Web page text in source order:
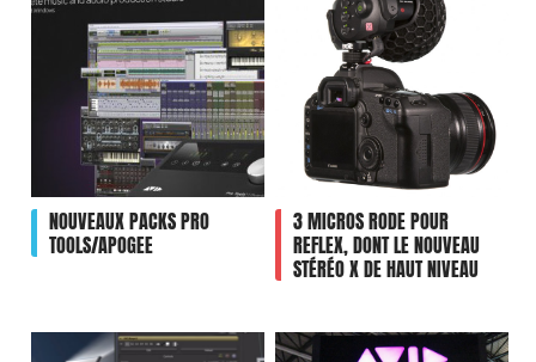
NOUVEAUX PACKS PRO
TOOLS/APOGEE
3 MICROS RODE POUR
REFLEX, DONT LE NOUVEAU
STÉRÉO X DE HAUT NIVEAU